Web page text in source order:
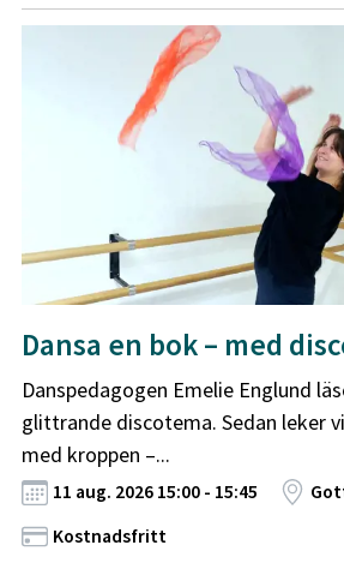
Dansa en bok – med
Danspedagogen Emelie Englund
glittrande discotema. Sedan leker
med kroppen –...
11 aug. 2026 15:00 - 15:45
Kostnadsfritt